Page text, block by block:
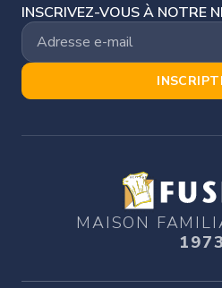
INSCRIVEZ-VOUS À NOTRE
MAISON
1973